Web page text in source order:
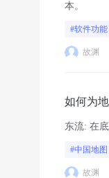
本。
#软件功能
故渊
如何为
东流: 在
#中国地图
故渊